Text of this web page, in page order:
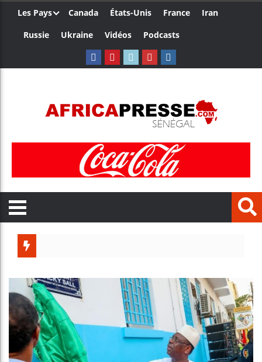
Les Pays Canada États-Unis France
Iran
Russie
Ukraine Vidéos Podcasts
Guinée
Bénin :